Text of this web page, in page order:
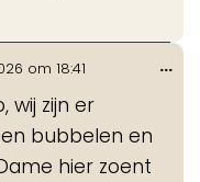
om 18:41
wij zijn er
bubbelen en
hier zoent
...